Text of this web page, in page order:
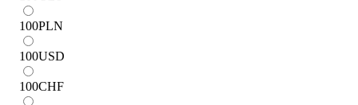
100PLN
100USD
100CHF